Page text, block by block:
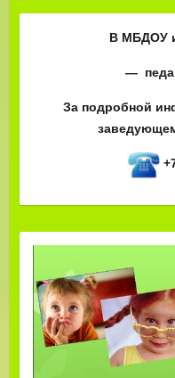
В МБДОУ
—
За подробной